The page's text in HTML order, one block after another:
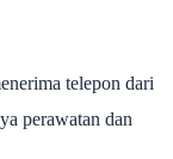
telepon dari
perawatan dan